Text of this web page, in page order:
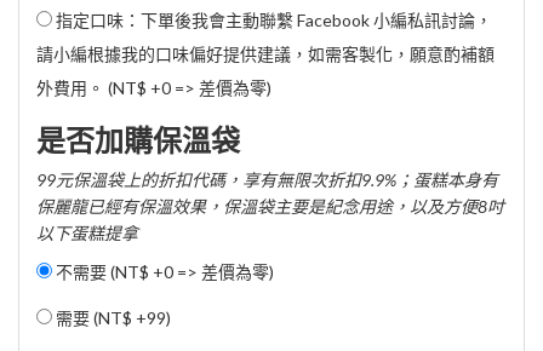
指定口味：下單後我會主動聯繫 Facebook 小編私訊討論，
請小編根據我的口味偏好提供建議，如需客製化，願意酌補額
外費用。 (NT$ +0 => 差價為零)
是否加購保溫袋
99元保溫袋上的折扣代碼，享有無限次折扣9.9%；蛋糕本身有
保麗龍已經有保溫效果，保溫袋主要是紀念用途，以及方便8吋
以下蛋糕提拿
不需要 (NT$ +0 => 差價為零)
需要 (NT$ +99)